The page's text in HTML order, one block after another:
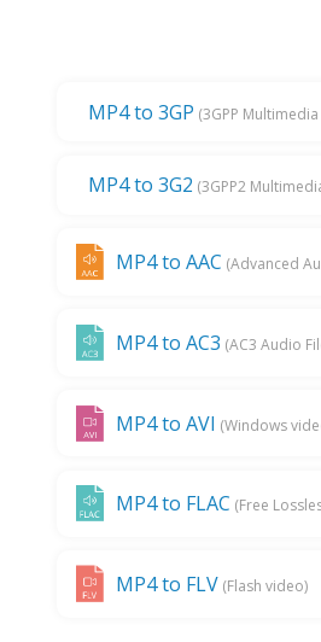
MP4 to 3GP (3GPP Multimedia
MP4 to 3G2 (3GPP2
MP4 to AAC (Advanced
MP4 to AC3 (AC3 Audio
MP4 to AVI (Windows
MP4 to FLAC (Free
MP4 to FLV (Flash video)